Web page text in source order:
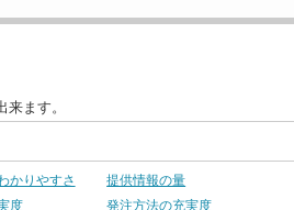
ます。
かりやすさ
提供情報の量
度
発注方法の充実度